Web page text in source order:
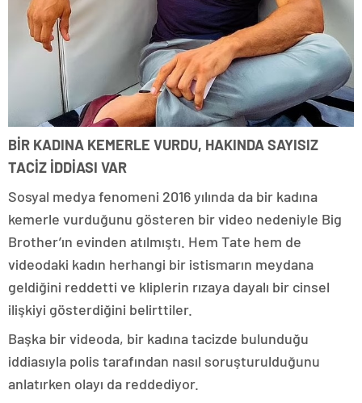
BİR KADINA KEMERLE VURDU, HAKINDA SAYISIZ
TACİZ İDDİASI VAR
Sosyal medya fenomeni 2016 yılında da bir kadına
kemerle vurduğunu gösteren bir video nedeniyle Big
Brother’ın evinden atılmıştı. Hem Tate hem de
videodaki kadın herhangi bir istismarın meydana
geldiğini reddetti ve kliplerin rızaya dayalı bir cinsel
ilişkiyi gösterdiğini belirttiler.
Başka bir videoda, bir kadına tacizde bulunduğu
iddiasıyla polis tarafından nasıl soruşturulduğunu
anlatırken olayı da reddediyor.